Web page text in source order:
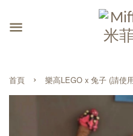
首頁 › 樂高LEGO x 兔子 (請使